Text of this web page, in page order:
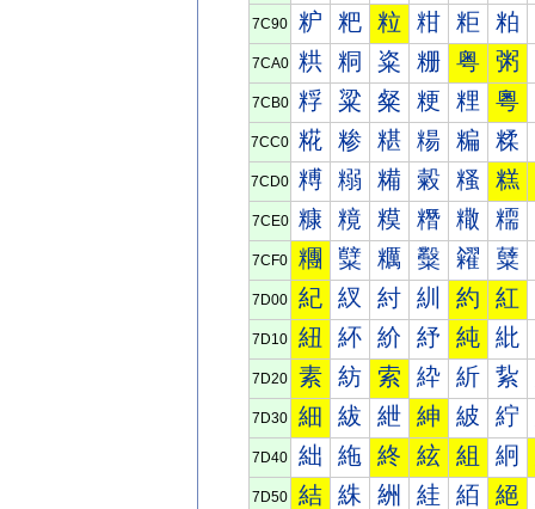
7C90 粐 粑 粒 粓 粔 粕
7CA0 粠 粡 粢 粣 粤 粥
7CB0 粰 粱 粲 粳 粴 粵
7CC0 糀 糁 糂 糃 糄 糅
7CD0 糐 糑 糒 糓 糔 糕
7CE0 糠 糡 糢 糣 糤 糥
7CF0 糰 糱 糲 糳 糴 糵
7D00 紀 紁 紂 紃 約 紅
7D10 紐 紑 紒 紓 純 紕
7D20 素 紡 索 紣 紤 紥
7D30 細 紱 紲 紳 紴 紵
7D40 絀 絁 終 絃 組 絅
7D50 結 絑 絒 絓 絔 絕